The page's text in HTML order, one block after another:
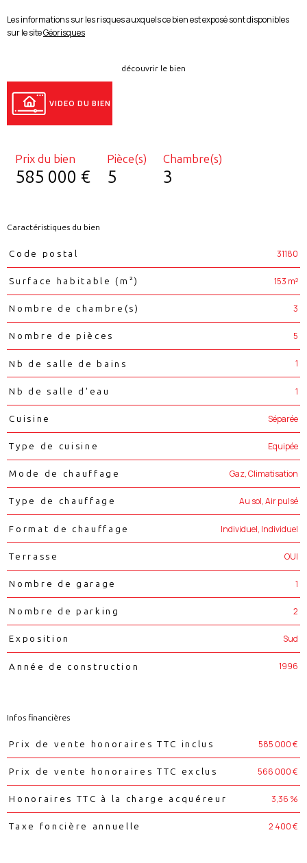
Les informations sur les risques auxquels ce bien est exposé sont disponibles
sur le siteGéorisques
découvrir le bien
VIDEO DU BIEN
Prix du bien
585 000 €
Pièce(s)
5
Chambre(s)
3
Caractéristiques du bien
Caractéristiques Valeurs
Code postal 31180
Surface habitable (m²) 153 m²
Nombre de chambre(s) 3
Nombre de pièces 5
Nb de salle de bains 1
Nb de salle d'eau 1
Cuisine Séparée
Type de cuisine Equipée
Mode de chauffage Gaz, Climatisation
Type de chauffage Au sol, Air pulsé
Format de chauffage Individuel, Individuel
Terrasse OUI
Nombre de garage 1
Nombre de parking 2
Exposition Sud
Année de construction 1996
Infos financières
Caractéristiques Valeurs
Prix de vente honoraires TTC inclus 585 000 €
Prix de vente honoraires TTC exclus 566 000 €
Honoraires TTC à la charge acquéreur 3,36 %
Taxe foncière annuelle 2 400 €